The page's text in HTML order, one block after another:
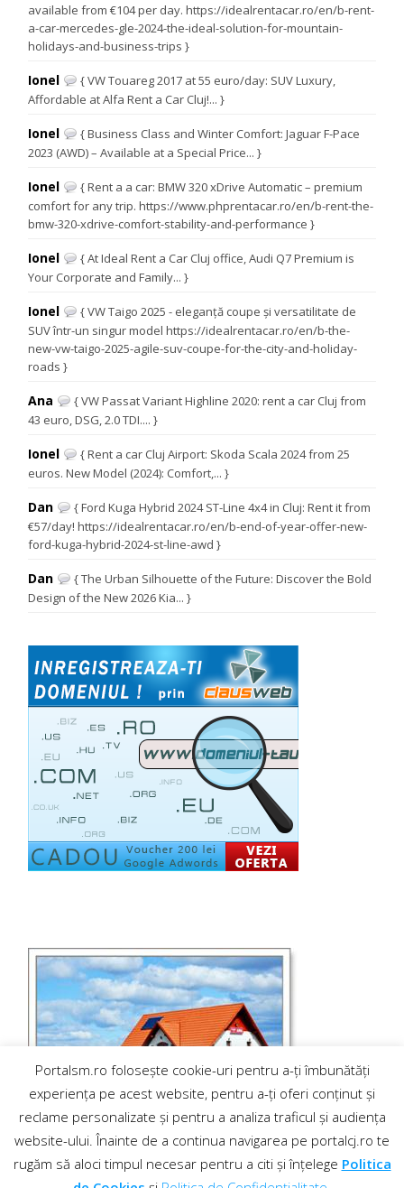
available from €104 per day. https://idealrentacar.ro/en/b-rent-
a-car-mercedes-gle-2024-the-ideal-solution-for-mountain-
holidays-and-business-trips }
Ionel
{ VW Touareg 2017 at 55 euro/day: SUV Luxury,
Affordable at Alfa Rent a Car Cluj!... }
Ionel
{ Business Class and Winter Comfort: Jaguar F-Pace
2023 (AWD) – Available at a Special Price... }
Ionel
{ Rent a a car: BMW 320 xDrive Automatic – premium
comfort for any trip. https://www.phprentacar.ro/en/b-rent-the-
bmw-320-xdrive-comfort-stability-and-performance }
Ionel
{ At Ideal Rent a Car Cluj office, Audi Q7 Premium is
Your Corporate and Family... }
Ionel
{ VW Taigo 2025 - eleganță coupe și versatilitate de
SUV într-un singur model https://idealrentacar.ro/en/b-the-
new-vw-taigo-2025-agile-suv-coupe-for-the-city-and-holiday-
roads }
Ana
{ VW Passat Variant Highline 2020: rent a car Cluj from
43 euro, DSG, 2.0 TDI.... }
Ionel
{ Rent a car Cluj Airport: Skoda Scala 2024 from 25
euros. New Model (2024): Comfort,... }
Dan
{ Ford Kuga Hybrid 2024 ST-Line 4x4 in Cluj: Rent it from
€57/day! https://idealrentacar.ro/en/b-end-of-year-offer-new-
ford-kuga-hybrid-2024-st-line-awd }
Dan
{ The Urban Silhouette of the Future: Discover the Bold
Design of the New 2026 Kia... }
Portalsm.ro folosește cookie-uri pentru a-ți îmbunătăți
experiența pe acest website, pentru a-ți oferi conținut și
reclame personalizate și pentru a analiza traficul și audiența
website-ului. Înainte de a continua navigarea pe portalcj.ro te
rugăm să aloci timpul necesar pentru a citi și înțelege Politica